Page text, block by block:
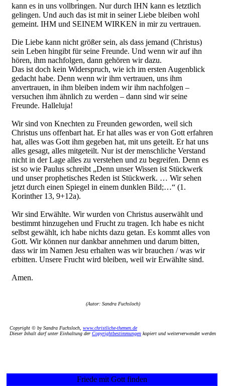
kann es in uns vollbringen. Nur durch IHN kann es letztlich
gelingen. Und auch das ist mit in seiner Liebe bleiben wohl
gemeint. IHM und SEINEM WIRKEN in mir zu vertrauen.
Die Liebe kann nicht größer sein, als dass jemand (Christus)
sein Leben hingibt für seine Freunde. Und wenn wir auf ihn
hören, ihm nachfolgen, dann gehören wir dazu.
Das ist doch kein Widerspruch, wie ich im ersten Augenblick
gedacht habe. Denn wenn wir ihm vertrauen, uns ihm
anvertrauen, in ihm bleiben indem wir ihm nachfolgen –
versuchen ihm ähnlich zu werden – dann sind wir seine
Freunde. Halleluja!
Wir sind von Knechten zu Freunden geworden, weil sich
Christus uns offenbart hat. Er hat alles was er von Gott erfahren
hat, alles was Gott ihm gegeben hat, mit uns geteilt. Er hat uns
alles gesagt, alles mitgeteilt. Nur ist der menschliche Verstand
nicht in der Lage alles zu verstehen und zu begreifen. Denn es
ist so wie Paulus schreibt „Denn unser Wissen ist Stückwerk
und unser prophetisches Reden ist Stückwerk. … Wir sehen
jetzt durch einen Spiegel in einem dunklen Bild;…“ (1.
Korinther 13, 9+12a).
Wir sind Erwählte. Wir wurden von Christus auserwählt und
bestimmt hinzugehen und Frucht zu tragen. Ich habe es nicht
selbst gewählt, ich habe nichts dazu getan. Es kommt alles von
Gott. Wir können nur dankbar annehmen und darum bitten,
dass wir im Namen Jesu erhalten was wir brauchen / was wir
erbitten. Unsere Frucht wird bleiben, weil wir Erwählte sind.
Amen.
(Autor: Sandra Fuchsloch)
Copyright © by Sandra Fuchsloch, www.christliche-themen.de
Dieser Inhalt darf unter Einhaltung der Copyrightbestimmungen kopiert und weiterverwendet werden
Friede mit Gott finden